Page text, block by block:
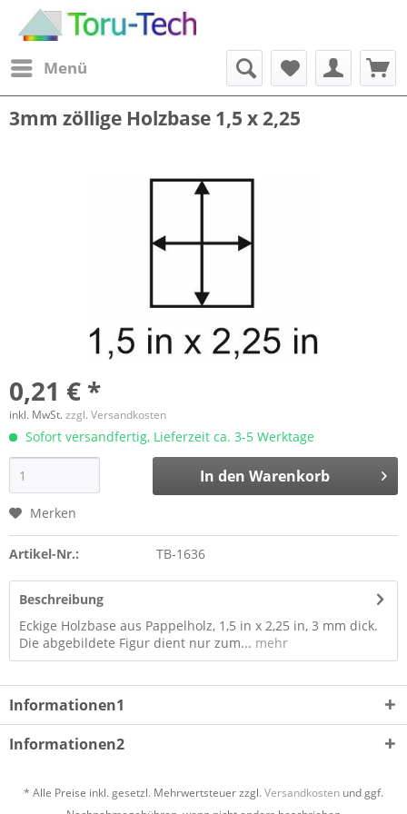
Menü
3mm zöllige Holzbase 1,5 x 2,25
0,21 € *
inkl. MwSt.zzgl. Versandkosten
Sofort versandfertig, Lieferzeit ca. 3-5 Werktage
In den Warenkorb
Merken
Artikel-Nr.: TB-1636
Beschreibung
Eckige Holzbase aus Pappelholz, 1,5 in x 2,25 in, 3 mm dick.
Die abgebildete Figur dient nur zum... mehr
Informationen1
Informationen2
* Alle Preise inkl. gesetzl. Mehrwertsteuer zzgl.Versandkosten und ggf.